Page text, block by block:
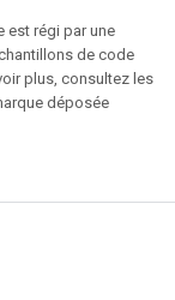
est régi par une
de code
plus, consultez les
déposée